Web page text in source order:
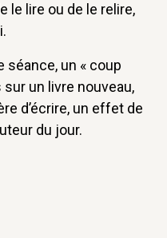
le lire ou de le relire,
séance, un « coup
un livre nouveau,
d’écrire, un effet de
du jour.